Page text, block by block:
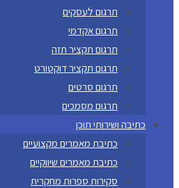
תרגום לעסקים
תרגום אקדמי
תרגום תקציר תזה
תרגום תקציר דוקטורט
תרגום סרטים
תרגום מסמכים
כתיבה ושירותי תוכן
כתיבת מאמרים מקצועיים
כתיבת מאמרים שיווקיים
סקירות ספרות מחקרית